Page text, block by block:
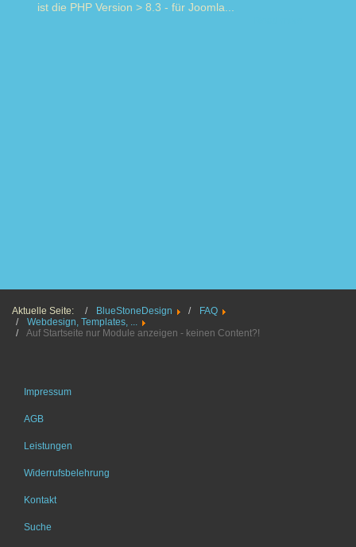
ist die PHP Version > 8.3 - für Joomla...
Aktuelle Seite: BlueStoneDesign
FAQ
Webdesign, Templates, ...
Auf Startseite nur Module anzeigen - keinen Content?!
Impressum
AGB
Leistungen
Widerrufsbelehrung
Kontakt
Suche